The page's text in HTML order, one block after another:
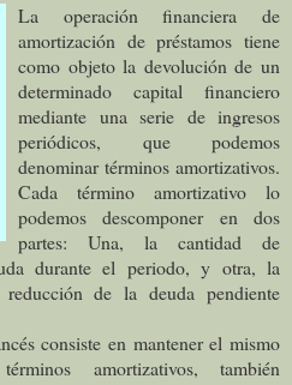
La operación financiera de
amortización de préstamos tiene
como objeto la devolución de un
determinado capital financiero
mediante una serie de ingresos
periódicos, que podemos
denominar términos amortizativos.
Cada término amortizativo lo
podemos descomponer en dos
partes: Una, la cantidad de
durante el periodo, y otra, la
de la deuda pendiente
consiste en mantener el mismo
amortizativos, también